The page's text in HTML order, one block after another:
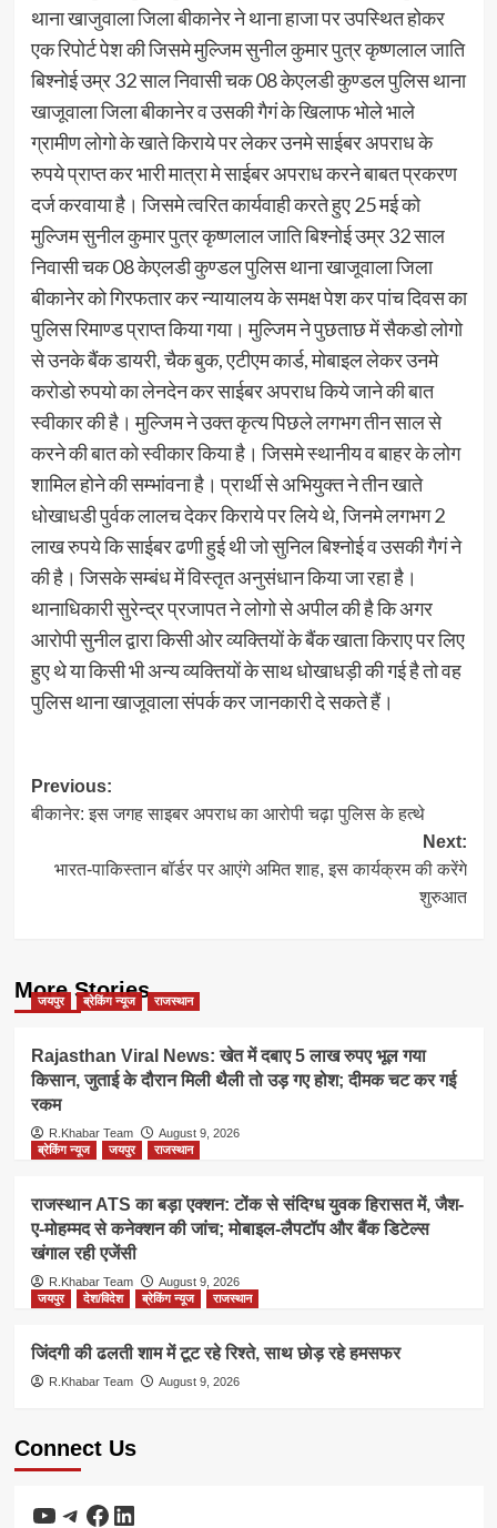
थाना खाजुवाला जिला बीकानेर ने थाना हाजा पर उपस्थित होकर
एक रिपोर्ट पेश की जिसमे मुल्जिम सुनील कुमार पुत्र कृष्णलाल जाति
बिश्नोई उम्र 32 साल निवासी चक 08 केएलडी कुण्डल पुलिस थाना
खाजूवाला जिला बीकानेर व उसकी गैगं के खिलाफ भोले भाले
ग्रामीण लोगो के खाते किराये पर लेकर उनमे साईबर अपराध के
रुपये प्राप्त कर भारी मात्रा मे साईबर अपराध करने बाबत प्रकरण
दर्ज करवाया है। जिसमे त्वरित कार्यवाही करते हुए 25 मई को
मुल्जिम सुनील कुमार पुत्र कृष्णलाल जाति बिश्नोई उम्र 32 साल
निवासी चक 08 केएलडी कुण्डल पुलिस थाना खाजूवाला जिला
बीकानेर को गिरफतार कर न्यायालय के समक्ष पेश कर पांच दिवस का
पुलिस रिमाण्ड प्राप्त किया गया। मुल्जिम ने पुछताछ में सैकडो लोगो
से उनके बैंक डायरी, चैक बुक, एटीएम कार्ड, मोबाइल लेकर उनमे
करोडो रुपयो का लेनदेन कर साईबर अपराध किये जाने की बात
स्वीकार की है। मुल्जिम ने उक्त कृत्य पिछले लगभग तीन साल से
करने की बात को स्वीकार किया है। जिसमे स्थानीय व बाहर के लोग
शामिल होने की सम्भांवना है। प्रार्थी से अभियुक्त ने तीन खाते
धोखाधडी पुर्वक लालच देकर किराये पर लिये थे, जिनमे लगभग 2
लाख रुपये कि साईबर ढणी हुई थी जो सुनिल बिश्नोई व उसकी गैगं ने
की है। जिसके सम्बंध में विस्तृत अनुसंधान किया जा रहा है।
थानाधिकारी सुरेन्द्र प्रजापत ने लोगो से अपील की है कि अगर
आरोपी सुनील द्वारा किसी ओर व्यक्तियों के बैंक खाता किराए पर लिए
हुए थे या किसी भी अन्य व्यक्तियों के साथ धोखाधड़ी की गई है तो वह
पुलिस थाना खाजूवाला संपर्क कर जानकारी दे सकते हैं।
Post
navigation
Previous:
बीकानेर: इस जगह साइबर अपराध का आरोपी चढ़ा पुलिस के हत्थे
Next:
भारत-पाकिस्तान बॉर्डर पर आएंगे अमित शाह, इस कार्यक्रम की करेंगे
शुरुआत
More Stories
जयपुर ब्रेकिंग न्यूज राजस्थान
Rajasthan Viral News: खेत में दबाए 5 लाख रुपए भूल गया
किसान, जुताई के दौरान मिली थैली तो उड़ गए होश; दीमक चट कर गई
रकम
R.Khabar Team
August 9, 2026
ब्रेकिंग न्यूज
जयपुर राजस्थान
राजस्थान ATS का बड़ा एक्शन: टोंक से संदिग्ध युवक हिरासत में, जैश-
ए-मोहम्मद से कनेक्शन की जांच; मोबाइल-लैपटॉप और बैंक डिटेल्स
खंगाल रही एजेंसी
R.Khabar Team
August 9, 2026
जयपुर
देश/विदेश ब्रेकिंग न्यूज राजस्थान
जिंदगी की ढलती शाम में टूट रहे रिश्ते, साथ छोड़ रहे हमसफर
R.Khabar Team August 9, 2026
Connect Us
YouTube
Telegram
Facebook
LinkedIn